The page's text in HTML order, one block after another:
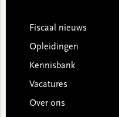
Footer
Fiscaal nieuws
Opleidingen
Kennisbank
Vacatures
Over ons